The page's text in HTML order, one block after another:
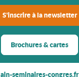
S'inscrire à la newsletter
Brochures & cartes
ain-seminaires-congres.fr